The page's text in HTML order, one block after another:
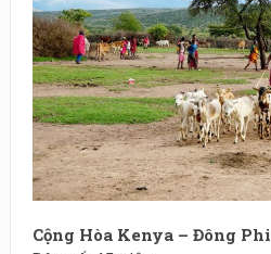
Cộng Hòa Kenya – Đông Phi